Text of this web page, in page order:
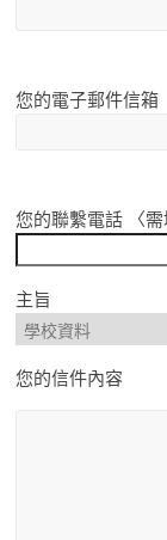
您的電子郵件信箱
您的聯繫電話 〈需
主旨
您的信件內容